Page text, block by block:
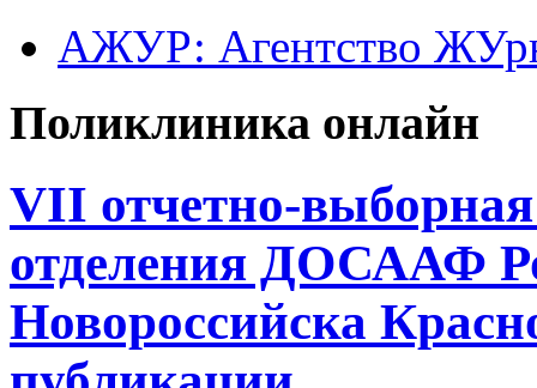
АЖУР: Агентство
Поликлиника онлайн
VII отчетно-
отделения ДОСААФ
Новороссийска